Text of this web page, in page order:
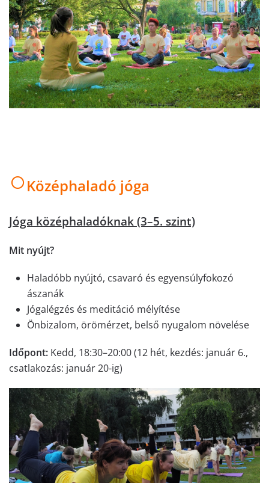
○Középhaladó jóga
Jóga középhaladóknak (3–5. szint)
Mit nyújt?
Haladóbb nyújtó, csavaró és egyensúlyfokozó
ászanák
Jógalégzés és meditáció mélyítése
Önbizalom, örömérzet, belső nyugalom növelése
Időpont: Kedd, 18:30–20:00 (12 hét, kezdés: január 6.,
csatlakozás: január 20-ig)